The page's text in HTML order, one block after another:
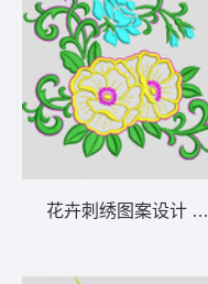
花卉刺绣图案设计 花